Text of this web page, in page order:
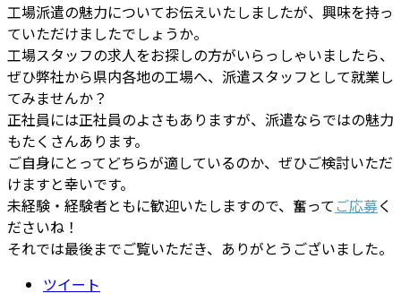
工場派遣の魅力についてお伝えいたしましたが、興味を持っ
ていただけましたでしょうか。
工場スタッフの求人をお探しの方がいらっしゃいましたら、
ぜひ弊社から県内各地の工場へ、派遣スタッフとして就業し
てみませんか？
正社員には正社員のよさもありますが、派遣ならではの魅力
もたくさんあります。
ご自身にとってどちらが適しているのか、ぜひご検討いただ
けますと幸いです。
未経験・経験者ともに歓迎いたしますので、奮って ご応募く
ださいね！
それでは最後までご覧いただき、ありがとうございました。
ツイート